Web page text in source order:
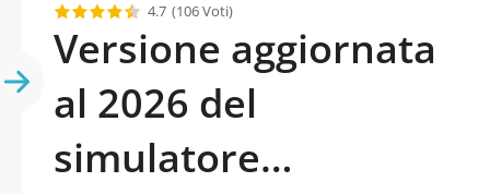
4.7 (106 Voti)
Versione aggiornata
al 2026 del
simulatore